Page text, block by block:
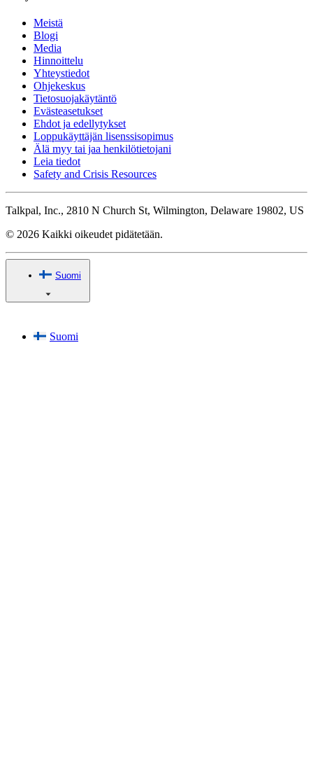
Meistä
Blogi
Media
Hinnoittelu
Yhteystiedot
Ohjekeskus
Tietosuojakäytäntö
Evästeasetukset
Ehdot ja edellytykset
Loppukäyttäjän lisenssisopimus
Älä myy tai jaa henkilötietojani
Leia tiedot
Safety and Crisis Resources
Talkpal, Inc., 2810 N Church St, Wilmington, Delaware 19802, US
© 2026 Kaikki oikeudet pidätetään.
Suomi
Suomi